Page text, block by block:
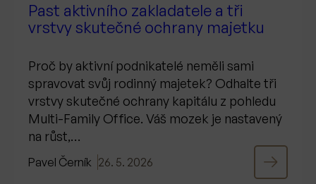
Past aktivního zakladatele a tři
vrstvy skutečné ochrany majetku
Proč by aktivní podnikatelé neměli sami
spravovat svůj rodinný majetek? Odhalte tři
vrstvy skutečné ochrany kapitálu z pohledu
Multi-Family Office. Váš mozek je nastavený
na růst,…
Pavel Černík 26. 5. 2026